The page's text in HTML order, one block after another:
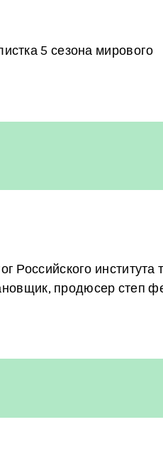
5 сезона мирового
института
продюсер степ